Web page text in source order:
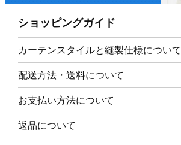
ショッピングガイド
カーテンスタイルと縫製仕様について
配送方法・送料について
お支払い方法について
返品について